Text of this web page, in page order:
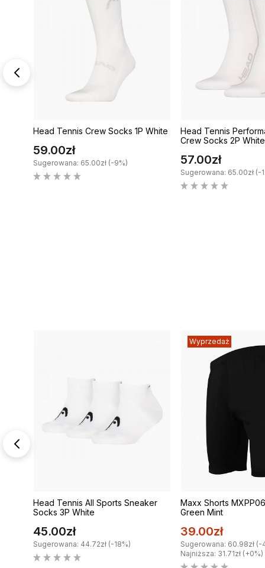
Head Tennis Crew Socks 1P White
59.00zł
Sugerowana: 65.00zł (-9%)
Head Tennis
Crew Socks 2P White
57.00zł
Sugerowana: 65.00zł (-
Head Tennis All Sports Sneaker
Socks 3P White
45.00zł
Sugerowana: 44.72zł (-18%)
Wyprzedaż
Maxx Shorts
Green Mint
39.00zł
Sugerowana: 60.98zł (-
Najniższa: 31.71zł (+0%)